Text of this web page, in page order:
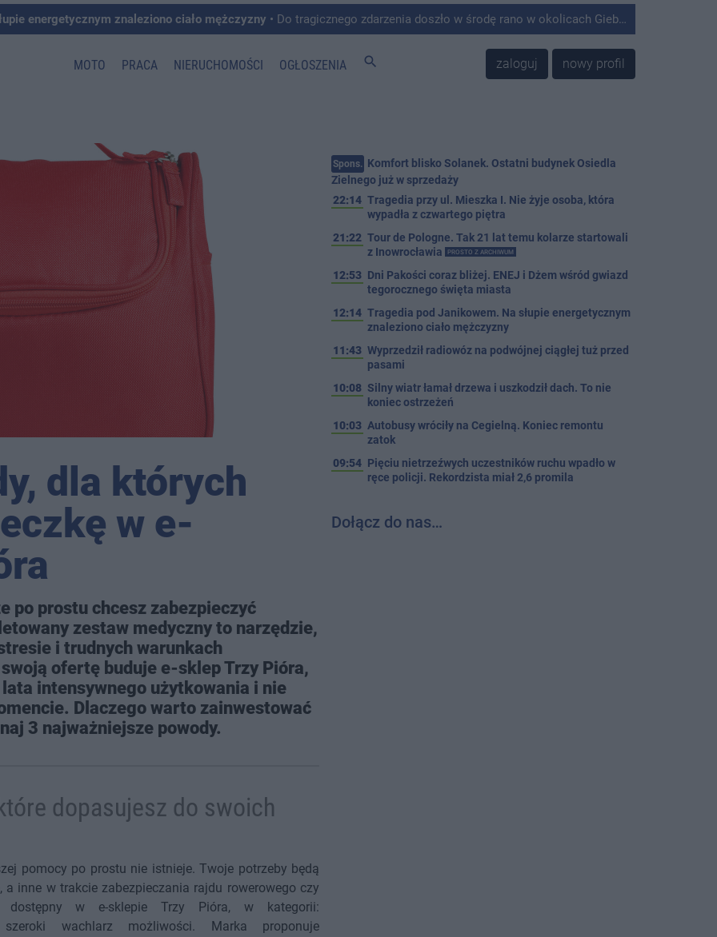
energetycznym znaleziono ciało mężczyzny • Do tragicznego zdarzenia doszło w środę rano w okolicach Giebni koło Janikowa. Wówczas na słupie energetycznym odnaleziono ciało mężczyzny.
MOTO PRACA NIERUCHOMOŚCI OGŁOSZENIA search zaloguj nowy profil
dla których
w e-
po prostu chcesz zabezpieczyć
zestaw medyczny to narzędzie,
i trudnych warunkach
ofertę buduje e-sklep Trzy Pióra,
intensywnego użytkowania i nie
Dlaczego warto zainwestować
3 najważniejsze powody.
dopasujesz do swoich
pomocy po prostu nie istnieje. Twoje potrzeby będą
a inne w trakcie zabezpieczania rajdu rowerowego czy
dostępny w e-sklepie Trzy Pióra, w kategorii:
wachlarz możliwości. Marka proponuje
Spons. Komfort blisko Solanek. Ostatni budynek Osiedla
Zielnego już w sprzedaży
22:14 Tragedia przy ul. Mieszka I. Nie żyje osoba, która
wypadła z czwartego piętra
21:22 Tour de Pologne. Tak 21 lat temu kolarze startowali
z Inowrocławia
PROSTO Z ARCHIWUM
12:53 Dni Pakości coraz bliżej. ENEJ i Dżem wśród gwiazd
tegorocznego święta miasta
12:14 Tragedia pod Janikowem. Na słupie energetycznym
znaleziono ciało mężczyzny
11:43 Wyprzedził radiowóz na podwójnej ciągłej tuż przed
pasami
10:08 Silny wiatr łamał drzewa i uszkodził dach. To nie
koniec ostrzeżeń
10:03 Autobusy wróciły na Cegielną. Koniec remontu
zatok
09:54 Pięciu nietrzeźwych uczestników ruchu wpadło w
ręce policji. Rekordzista miał 2,6 promila
Dołącz do nas…